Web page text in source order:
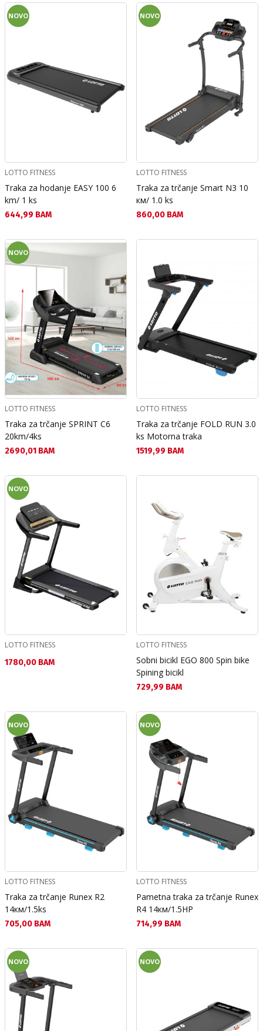
NOVO
LOTTO FITNESS
Traka za hodanje EASY 100 6
km/ 1 ks
Текуща цена:
644,99 BAM
NOVO
LOTTO FITNESS
Traka za trčanje Smart N3 10
км/ 1.0 ks
Текуща цена:
860,00 BAM
NOVO
LOTTO FITNESS
Traka za trčanje SPRINT C6
20km/4ks
Текуща цена:
2690,01 BAM
LOTTO FITNESS
Traka za trčanje FOLD RUN 3.0
ks Motorna traka
Текуща цена:
1519,99 BAM
NOVO
LOTTO FITNESS
Текуща цена:
1780,00 BAM
LOTTO FITNESS
Sobni bicikl EGO 800 Spin bike
Spining bicikl
Текуща цена:
729,99 BAM
NOVO
LOTTO FITNESS
Traka za trčanje Runex R2
14км/1.5ks
Текуща цена:
705,00 BAM
NOVO
LOTTO FITNESS
Pametna traka za trčanje Runex
R4 14км/1.5HP
Текуща цена:
714,99 BAM
NOVO NOVO